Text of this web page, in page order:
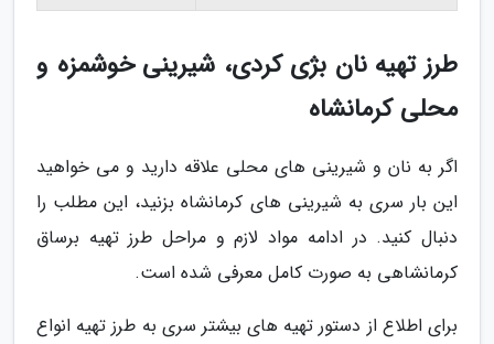
طرز تهیه نان بژی کردی، شیرینی خوشمزه و
محلی کرمانشاه
اگر به نان و شیرینی های محلی علاقه دارید و می خواهید
این بار سری به شیرینی های کرمانشاه بزنید، این مطلب را
دنبال کنید. در ادامه مواد لازم و مراحل طرز تهیه برساق
کرمانشاهی به صورت کامل معرفی شده است.
برای اطلاع از دستور تهیه های بیشتر سری به طرز تهیه انواع